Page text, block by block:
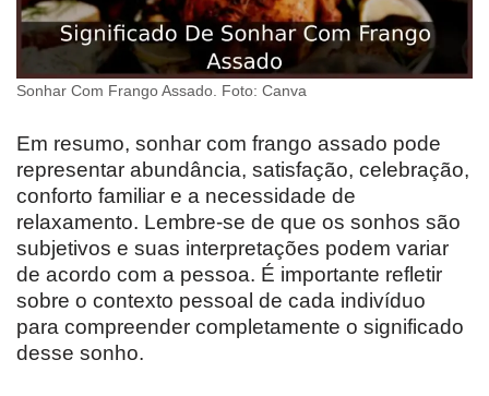
Sonhar Com Frango Assado. Foto: Canva
Em resumo, sonhar com frango assado pode
representar abundância, satisfação, celebração,
conforto familiar e a necessidade de
relaxamento. Lembre-se de que os sonhos são
subjetivos e suas interpretações podem variar
de acordo com a pessoa. É importante refletir
sobre o contexto pessoal de cada indivíduo
para compreender completamente o significado
desse sonho.